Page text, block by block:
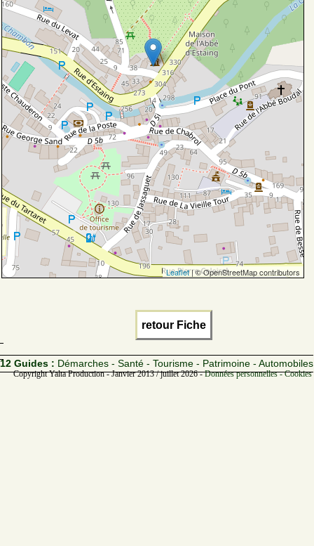
Leaflet| © OpenStreetMap contributors
retour Fiche
12 Guides : Démarches - Santé - Tourisme - Patrimoine - Automobiles
Copyright Yalta Production - Janvier 2013 / juillet 2026 -Données personnelles -